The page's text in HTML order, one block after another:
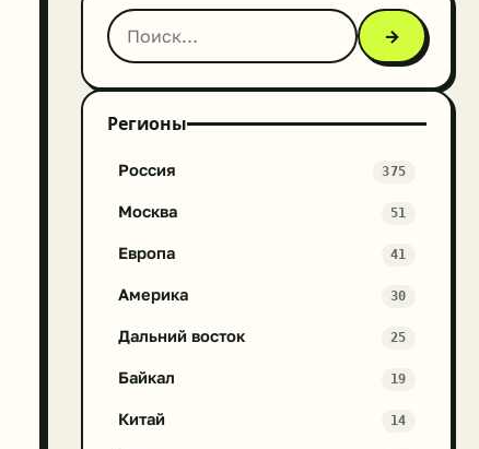
→
Регионы
Россия 375
Москва 51
Европа 41
Америка 30
Дальний восток 25
Байкал 19
Китай 14